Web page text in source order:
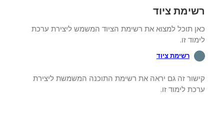
ציוד
תוכל למצוא את רשימת הציוד המשמש ליצירת ערכת
רשימת ציוד
זה גם יראה את רשימת התוכנה המשמשת ליצירת
לימוד זו.